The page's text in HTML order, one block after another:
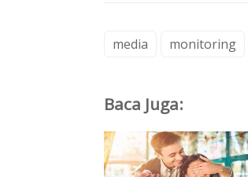
media monitoring
Baca Juga: